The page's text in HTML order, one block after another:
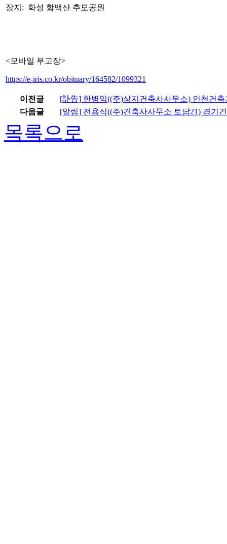
장지: 화성 함백산 추모공원
<모바일 부고장>
https://e-iris.co.kr/obituary/164582/1099321
이전글
[訃告] 한병익((주)상지건축사사무소) 인천건
다음글
[알림] 전용식((주)건축사사무소 토담21) 경기
목록으로